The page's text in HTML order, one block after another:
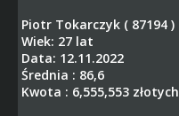
Piotr Tokarczyk ( 87194 )
Wiek: 27 lat
Data: 12.11.2022
Średnia : 86,6
Kwota : 6,555,553 złotych